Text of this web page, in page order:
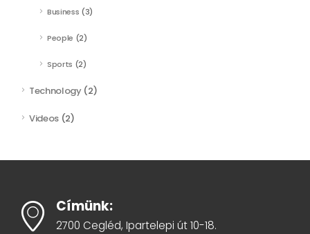
Business (3)
People (2)
Sports (2)
Technology(2)
Videos (2)
Címünk:
2700 Cegléd, Ipartelepi út 10-18.